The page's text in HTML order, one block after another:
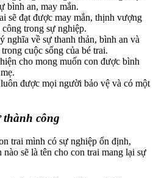
bình an, may mắn.
sẽ đạt được may mắn, thịnh vượng
trong sự nghiệp.
nghĩa về sự thanh thản, bình an và
cuộc sống của bé trai.
cho mong muốn con được bình
được mọi người bảo vệ và có một
thành công
trai mình có sự nghiệp ổn định,
sẽ là tên cho con trai mang lại sự